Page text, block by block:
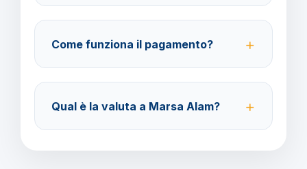
prima della partenza con un costo di 70 euro a
modifica.
Come funziona il pagamento?
Acconto del 40% alla prenotazione, saldo 30 giorni
prima della partenza.
Qual è la valuta a Marsa Alam?